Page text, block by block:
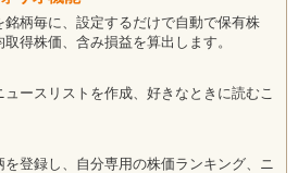
柄毎に、設定するだけで自動で保有株
得株価、含み損益を算出します。
ースリストを作成、好きなときに読むこ
登録し、自分専用の株価ランキング、ニ